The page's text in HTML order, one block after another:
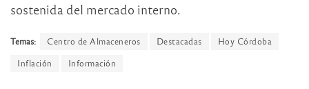
sostenida del mercado interno.
Temas: Centro de Almaceneros Destacadas
Hoy Córdoba
Inflación
Información